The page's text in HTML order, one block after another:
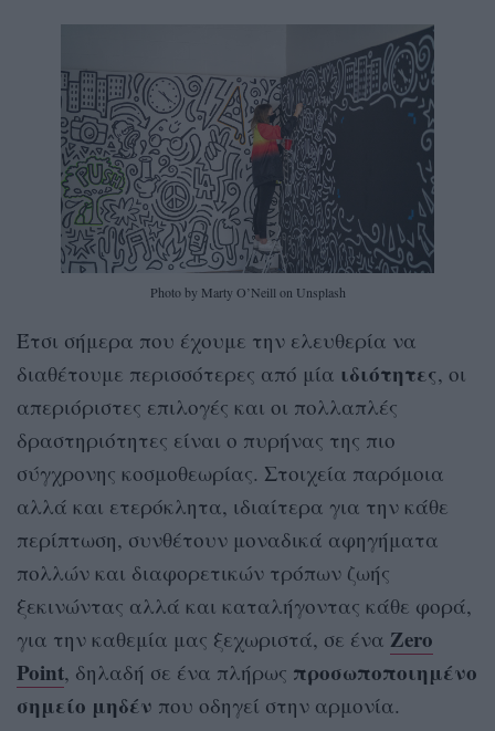
Photo by Marty O’Neill on Unsplash
Έτσι σήμερα που έχουμε την ελευθερία να
διαθέτουμε περισσότερες από μία ιδιότητες, οι
απεριόριστες επιλογές και οι πολλαπλές
δραστηριότητες είναι ο πυρήνας της πιο
σύγχρονης κοσμοθεωρίας. Στοιχεία παρόμοια
αλλά και ετερόκλητα, ιδιαίτερα για την κάθε
περίπτωση, συνθέτουν μοναδικά αφηγήματα
πολλών και διαφορετικών τρόπων ζωής
ξεκινώντας αλλά και καταλήγοντας κάθε φορά,
για την καθεμία μας ξεχωριστά, σε ένα Zero
Point, δηλαδή σε ένα πλήρως προσωποποιημένο
σημείο μηδέν που οδηγεί στην αρμονία.